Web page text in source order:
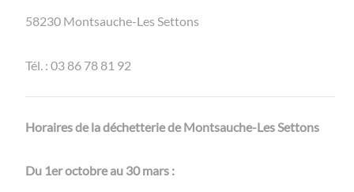
58230 Montsauche-Les Settons
Tél. : 03 86 78 81 92
Horaires de la déchetterie de Montsauche-Les Settons
Du 1er octobre au 30 mars :